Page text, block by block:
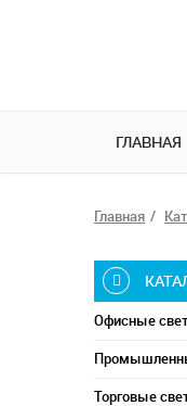
ГЛАВНАЯ
Главная
Офисные
Торговые